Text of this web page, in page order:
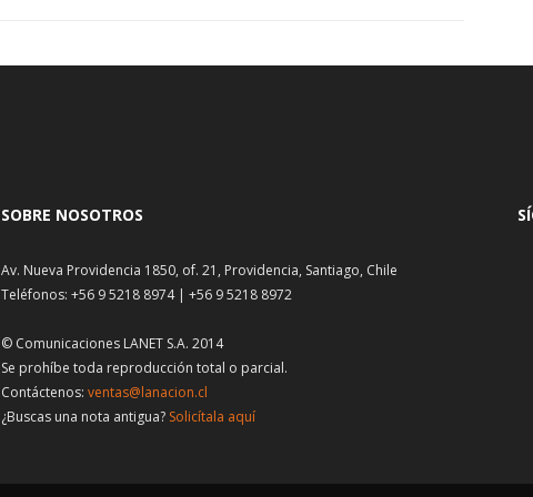
SOBRE NOSOTROS
Av. Nueva Providencia 1850, of. 21, Providencia, Santiago, Chile
Teléfonos: +56 9 5218 8974 | +56 9 5218 8972
© Comunicaciones LANET S.A. 2014
Se prohíbe toda reproducción total o parcial.
Contáctenos: ventas@lanacion.cl
¿Buscas una nota antigua? Solicítala aquí